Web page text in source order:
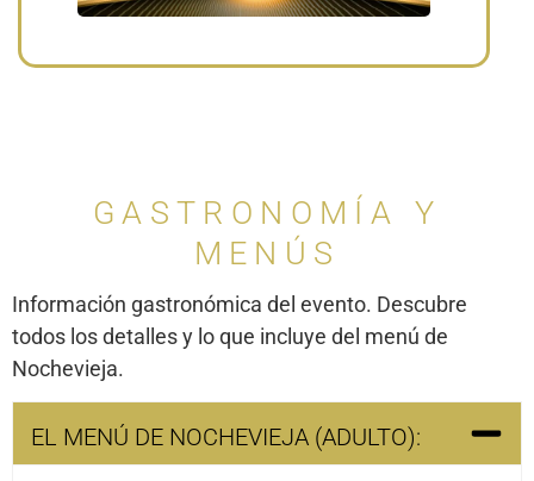
GASTRONOMÍA Y
MENÚS
Información gastronómica del evento. Descubre
todos los detalles y lo que incluye del menú de
Nochevieja.
EL MENÚ DE NOCHEVIEJA (ADULTO):